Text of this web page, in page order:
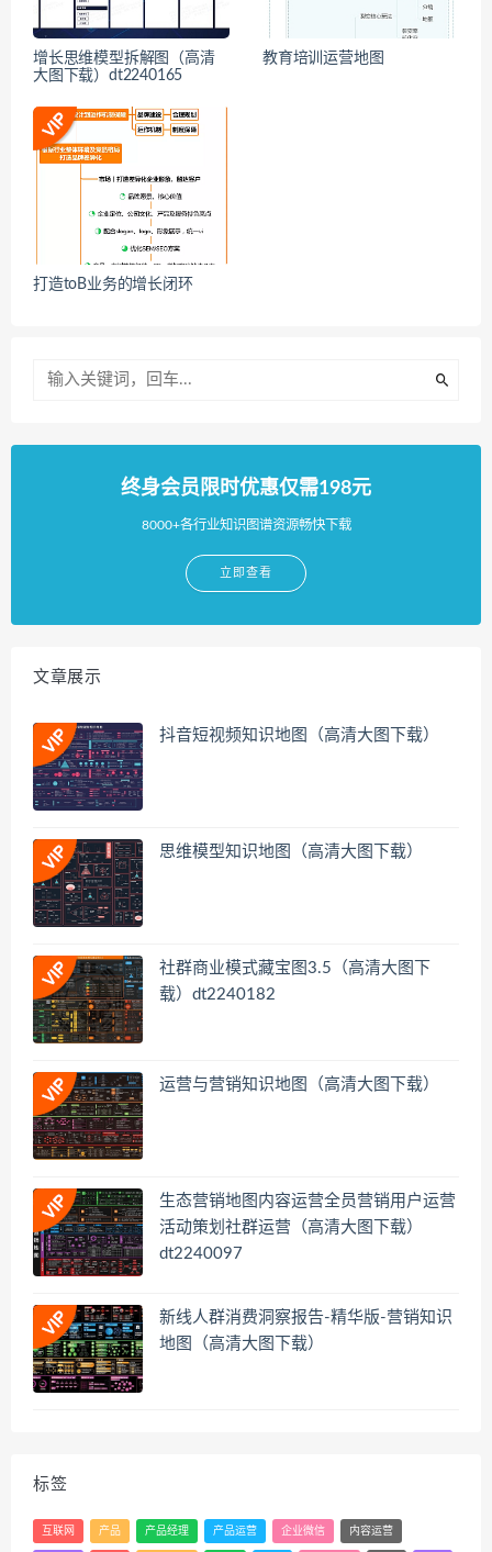
增长思维模型拆解图（高清
大图下载）dt2240165
教育培训运营地图
打造toB业务的增长闭环
终身会员限时优惠仅需198元
8000+各行业知识图谱资源畅快下载
立即查看
文章展示
抖音短视频知识地图（高清大图下载）
思维模型知识地图（高清大图下载）
社群商业模式藏宝图3.5（高清大图下
载）dt2240182
运营与营销知识地图（高清大图下载）
生态营销地图内容运营全员营销用户运营
活动策划社群运营（高清大图下载）
dt2240097
新线人群消费洞察报告-精华版-营销知识
地图（高清大图下载）
标签
互联网 产品 产品经理 产品运营 企业微信 内容运营